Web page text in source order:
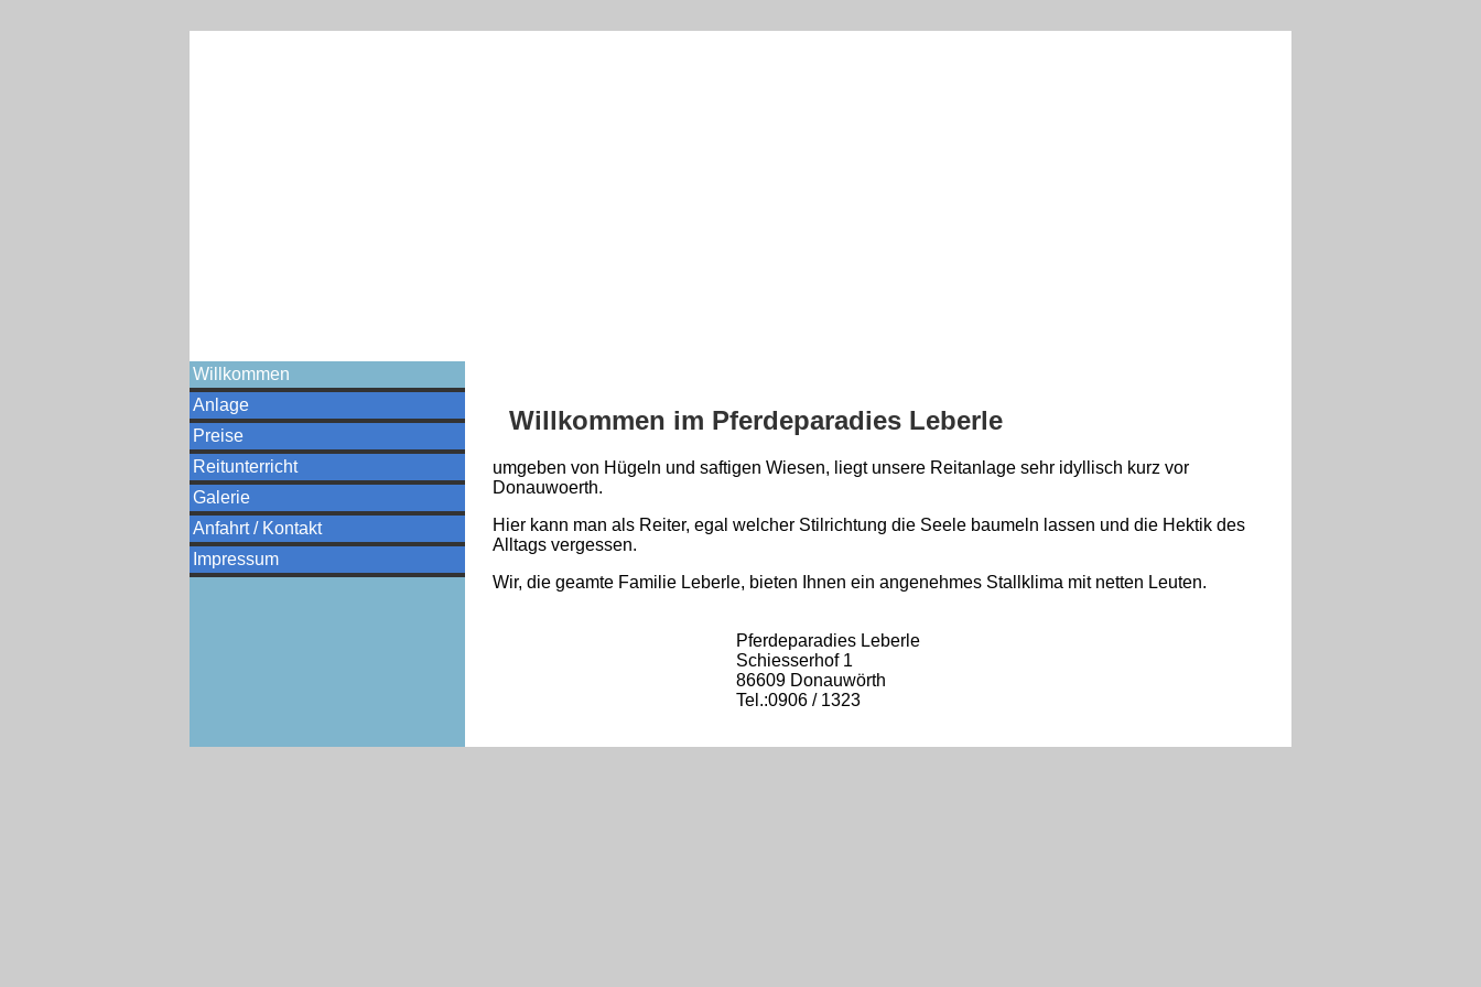
Willkommen
Anlage
Preise
Reitunterricht
Galerie
Anfahrt / Kontakt
Impressum
Willkommen im Pferdeparadies Leberle
umgeben von Hügeln und saftigen Wiesen, liegt unsere Reitanlage sehr idyllisch kurz vor
Donauwoerth.
Hier kann man als Reiter, egal welcher Stilrichtung die Seele baumeln lassen und die Hektik des
Alltags vergessen.
Wir, die geamte Familie Leberle, bieten Ihnen ein angenehmes Stallklima mit netten Leuten.
Pferdeparadies Leberle
Schiesserhof 1
86609 Donauwörth
Tel.:0906 / 1323